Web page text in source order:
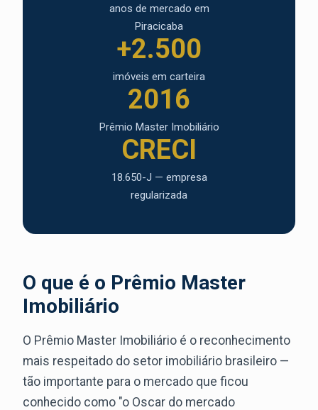
anos de mercado em
Piracicaba
+2.500
imóveis em carteira
2016
Prêmio Master Imobiliário
CRECI
18.650-J — empresa
regularizada
O que é o Prêmio Master
Imobiliário
O Prêmio Master Imobiliário é o reconhecimento
mais respeitado do setor imobiliário brasileiro —
tão importante para o mercado que ficou
conhecido como "o Oscar do mercado